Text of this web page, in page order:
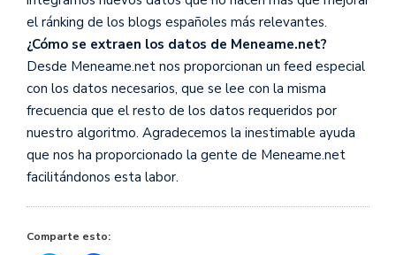
el ránking de los blogs españoles más relevantes.
¿Cómo se extraen los datos de Meneame.net?
Desde Meneame.net nos proporcionan un feed especial
con los datos necesarios, que se lee con la misma
frecuencia que el resto de los datos requeridos por
nuestro algoritmo. Agradecemos la inestimable ayuda
que nos ha proporcionado la gente de Meneame.net
facilitándonos esta labor.
Comparte esto: